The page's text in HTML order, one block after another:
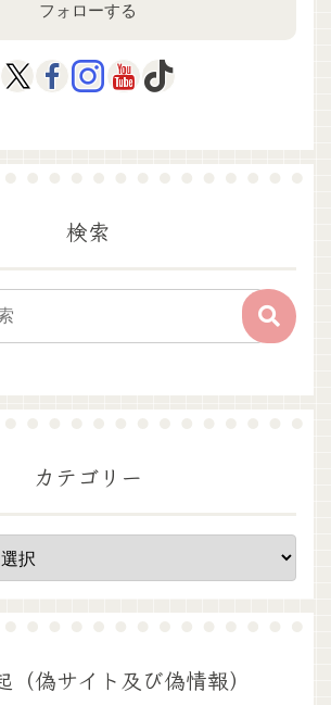
フォローする
検索
カテゴリー
（偽サイト及び偽情報）